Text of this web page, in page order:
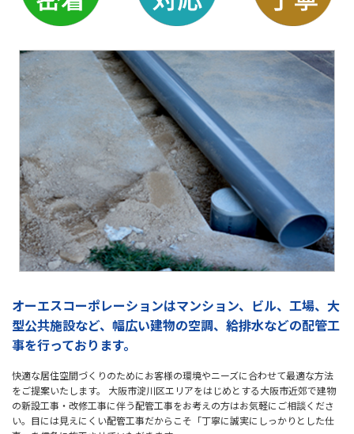
オーエスコーポレーションはマンション、ビル、工場、大
型公共施設など、幅広い建物の空調、給排水などの配管工
事を行っております。
快適な居住空間づくりのためにお客様の環境やニーズに合わせて最適な方法
をご提案いたします。 大阪市淀川区エリアをはじめとする大阪市近郊で建物
の新設工事・改修工事に伴う配管工事をお考えの方はお気軽にご相談くださ
い。目には見えにくい配管工事だからこそ「丁寧に誠実にしっかりとした仕